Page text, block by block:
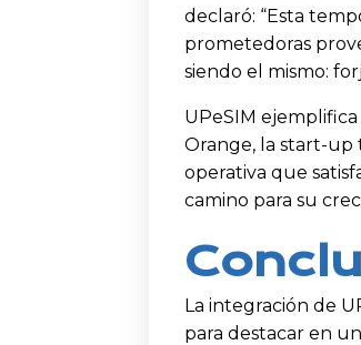
declaró: “Esta
prometedoras
siendo el mismo:
UPeSIM
Orange, la start-up
operativa que
camino para su
La integración de
para destacar en